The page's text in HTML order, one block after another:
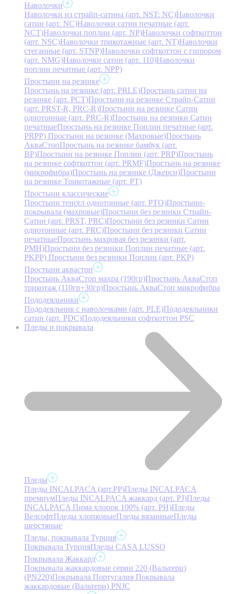
Наволочки
Наволочки из страйп-сатина (арт. NST: NC)Наволочки
сатин (арт. NC)Наволочки сатин печатные (арт.
NCT)Наволочки поплин (арт. NP)Наволочки софткоттон
(арт. NSC)Наволочки трикотажные (арт. NT)Наволочки
стеганные (арт. STNP)Наволочки софткоттон с гипюром
(арт. NMG)Наволочки сатин (арт. 110)Наволочки
поплин печатные (арт. NPP)
Простыни на резинке
Простынь на резинке (арт. PRLE)Простынь сатин на
резинке (арт. PCT)Простыни на резинке Страйп-Сатин
(арт. PRST-R, PRC-R)Простыни на резинке Сатин
однотонные (арт. PRC-R)Простыни на резинки Сатин
печатныеПростынь на резинке Поплин печатные (арт.
PRPP) Простыни на резинке (Махровые)Простынь
АкваСтопПростынь на резинке бамбук (арт.
BP)Простыни на резинке Поплин (арт. PRP)Простынь
на резинке софткоттон (арт. PRMF)Простынь на резинке
(микрофибра)Простынь на резинке (Джерси)Простыни
на резинке Трикотажные (арт. РТ)
Простыни классические
Простыни тенсел однотонные (арт. PTO)Простыни-
покрывала (махровые)Простыни без резинки Страйп-
Сатин (арт. PRST, PRC)Простыни без резинки Сатин
однотонные (арт. PRC)Простыни без резинки Сатин
печатныеПростынь махровая без резинки (арт.
PMH)Простыни без резинки Поплин печатные (арт.
PKPP) Простыни без резинки Поплин (арт. PKP)
Простыни аквастоп
Простынь АкваСтоп махра (190гр)Простынь АкваСтоп
трикотаж (110гр+30гр)Простынь АкваСтоп микрофибра
Пододеяльники
Пододеяльник с наволочками (арт. PLE)Пододеяльники
сатин (арт. PDC)Пододеяльники софткоттон PSC
Пледы и покрывала
Пледы
Пледы INCALPACA (арт.PP)Пледы INCALPACA
премиумПледы INCALPACA жаккард (арт. PJ)Пледы
INCALPACA Пима хлопок 100% (арт. PH)Пледы
ВелсофтПледы хлопковыеПледы вязанныеПледы
шерстяные
Пледы, покрывала Турция
Покрывала ТурцияПледы CASA LUSSO
Покрывала Жаккард
Покрывала жаккардовые серии 220 (Вальтери)
(PN220)Покрывала Португалия Покрывала
жаккардовые (Вальтери) PNJC